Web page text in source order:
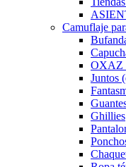
Camuflaje
OXAZ
Juntos
Ghillies